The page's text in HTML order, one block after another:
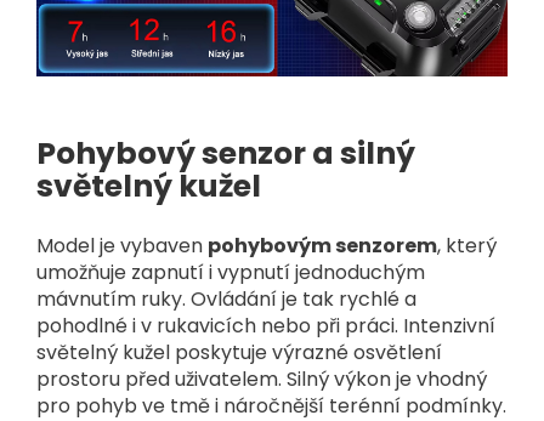
Pohybový senzor a silný
světelný kužel
Model je vybaven pohybovým senzorem, který
umožňuje zapnutí i vypnutí jednoduchým
mávnutím ruky. Ovládání je tak rychlé a
pohodlné i v rukavicích nebo při práci. Intenzivní
světelný kužel poskytuje výrazné osvětlení
prostoru před uživatelem. Silný výkon je vhodný
pro pohyb ve tmě i náročnější terénní podmínky.